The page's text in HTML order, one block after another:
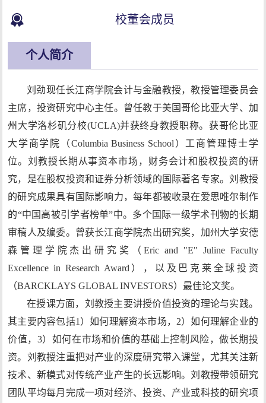
校董会成员
个人简介
刘劲现任长江商学院会计与金融教授，教授管理委员会
主席，投资研究中心主任。曾任教于美国哥伦比亚大学、加
州大学洛杉矶分校(UCLA)并获终身教授职称。获哥伦比亚
大学商学院（Columbia Business School）工商管理博士学
位。刘教授长期从事资本市场，财务会计和股权投资的研
究，是在股权投资和证券分析领域的国际著名专家。刘教授
的研究成果具有国际影响力，每年都被收录在爱思唯尔制作
的“中国高被引学者榜单”中。多个国际一级学术刊物的长期
审稿人及编委。曾获长江商学院杰出研究奖，加州大学安德
森管理学院杰出研究奖（Eric and "E" Juline Faculty
Excellence in Research Award），以及巴克莱全球投资
（BARCKLAYS GLOBAL INVESTORS）最佳论文奖。
在授课方面，刘教授主要讲授价值投资的理论与实践。
其主要内容包括1）如何理解资本市场，2）如何理解企业的
价值，3）如何在市场和价值的基础上控制风险，做长期投
资。刘教授注重把对产业的深度研究带入课堂，尤其关注新
技术、新模式对传统产业产生的长远影响。刘教授带领研究
团队平均每月完成一项对经济、投资、产业或科技的研究项